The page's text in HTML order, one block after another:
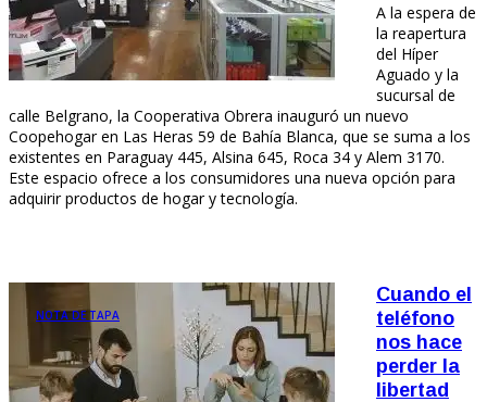
A la espera de
la reapertura
del Híper
Aguado y la
sucursal de
calle Belgrano, la Cooperativa Obrera inauguró un nuevo
Coopehogar en Las Heras 59 de Bahía Blanca, que se suma a los
existentes en Paraguay 445, Alsina 645, Roca 34 y Alem 3170.
Este espacio ofrece a los consumidores una nueva opción para
adquirir productos de hogar y tecnología.
NOTA DE TAPA
Cuando el
teléfono
nos hace
perder la
libertad